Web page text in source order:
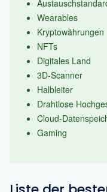
Wearables
Kryptowährungen
NFTs
Digitales Land
3D-Scanner
Halbleiter
Drahtlose
Cloud-
Gaming